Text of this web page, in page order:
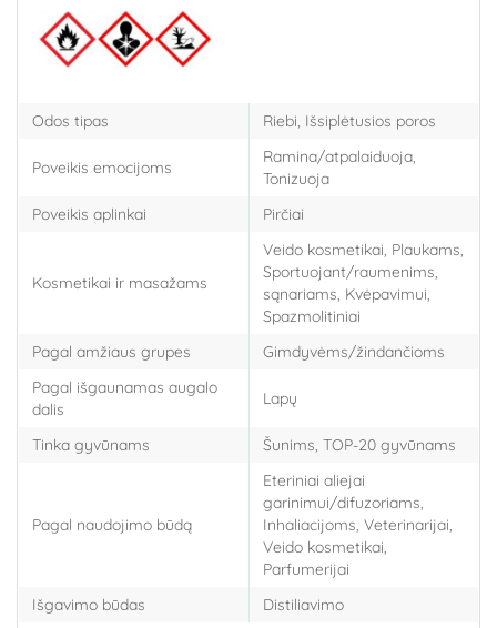
Odos tipas Riebi, Išsiplėtusios poros
Poveikis emocijoms
Ramina/atpalaiduoja,
Tonizuoja
Poveikis aplinkai
Pirčiai
Kosmetikai ir masažams
Veido kosmetikai, Plaukams,
Sportuojant/raumenims,
sąnariams, Kvėpavimui,
Spazmolitiniai
Pagal amžiaus grupes
Gimdyvėms/žindančioms
Pagal išgaunamas augalo
dalis
Lapų
Tinka gyvūnams Šunims, TOP-20 gyvūnams
Pagal naudojimo būdą
Eteriniai aliejai
garinimui/difuzoriams,
Inhaliacijoms, Veterinarijai,
Veido kosmetikai,
Parfumerijai
Išgavimo būdas
Distiliavimo